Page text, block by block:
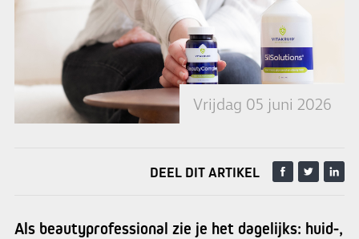
Vrijdag 05 juni 2026
DEEL DIT ARTIKEL
Als beautyprofessional zie je het dagelijks: huid-,